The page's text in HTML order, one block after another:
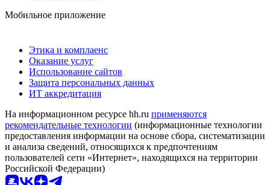
Мобильное приложение
Этика и комплаенс
Оказание услуг
Использование сайтов
Защита персональных данных
ИТ аккредитация
На информационном ресурсе hh.ru применяются
рекомендательные технологии (информационные технологии
предоставления информации на основе сбора, систематизации
и анализа сведений, относящихся к предпочтениям
пользователей сети «Интернет», находящихся на территории
Российской Федерации)